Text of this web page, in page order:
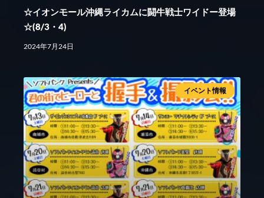
☆イオンモール沖縄ライカムに闘牛戦士ワイドー登場
☆(8/3・4)
2024年7月24日
イベント情報